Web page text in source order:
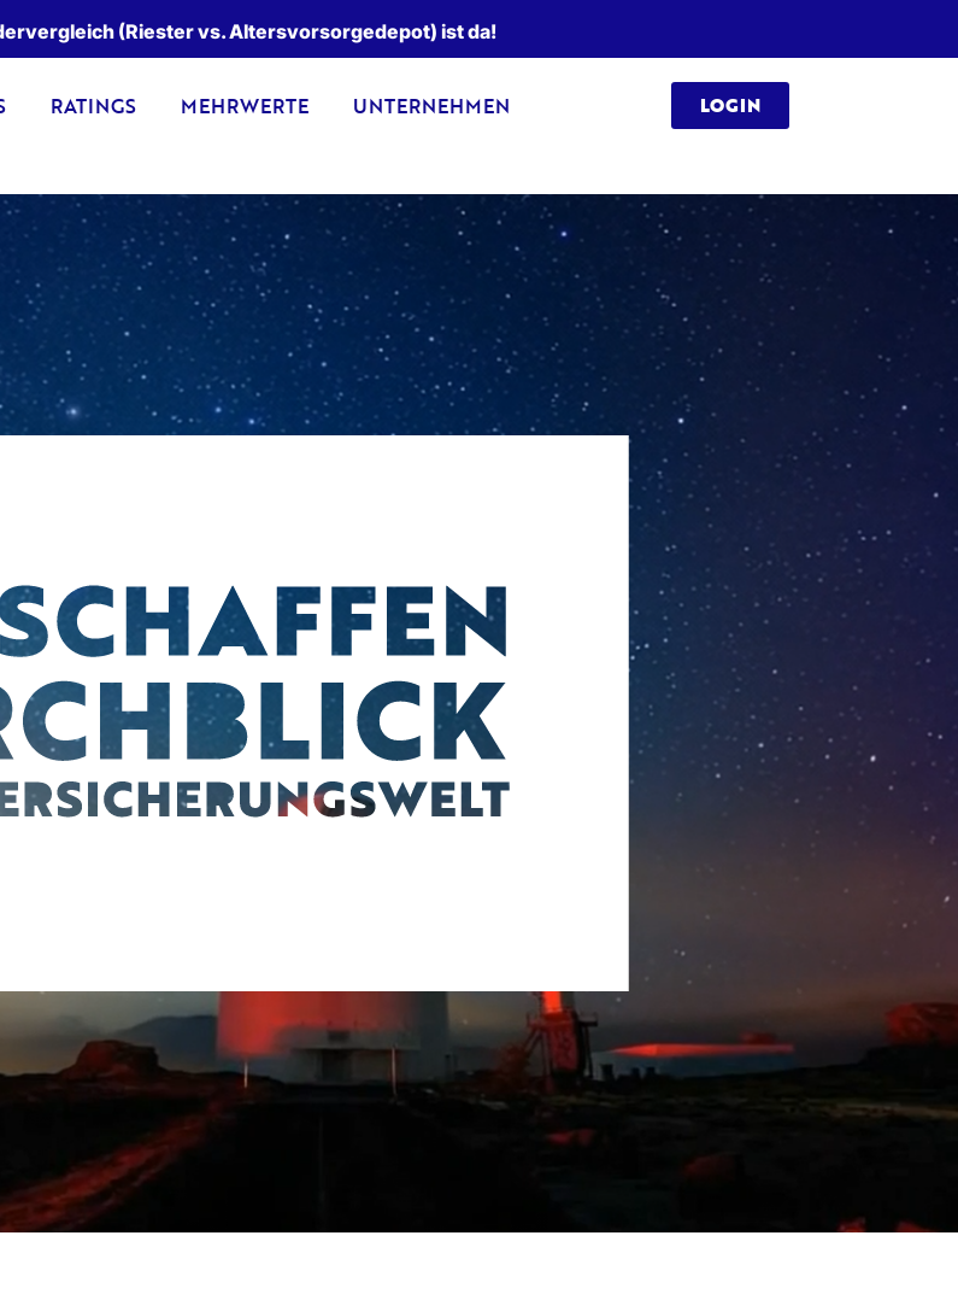
(Riester vs. Altersvorsorgedepot) ist da!
RATINGS MEHRWERTE UNTERNEHMEN LOGIN